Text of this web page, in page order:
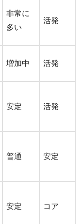
非常に
多い
活発
増加中 活発
安定 活発
普通 安定
安定 コア